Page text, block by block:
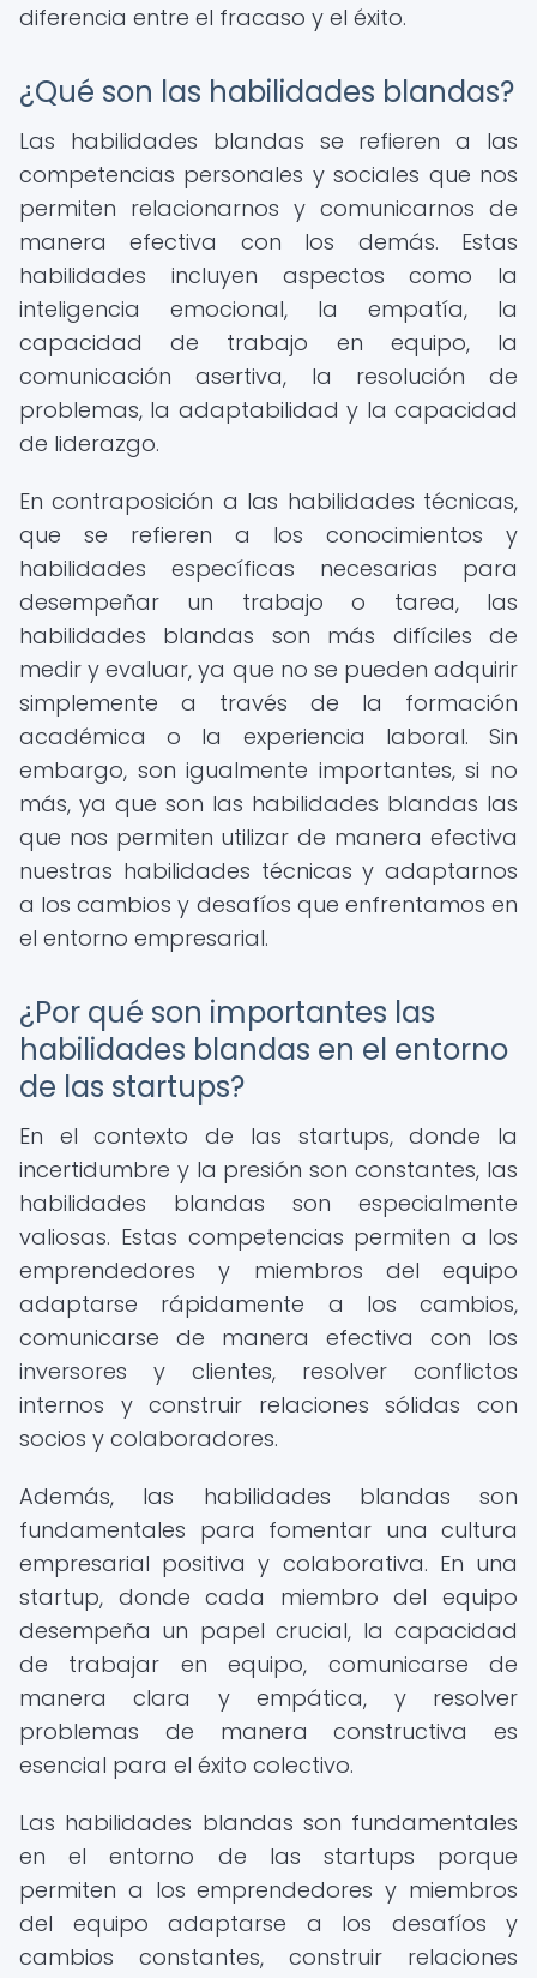
diferencia entre el fracaso y el éxito.
¿Qué son las habilidades blandas?
Las habilidades blandas se refieren a las
competencias personales y sociales que nos
permiten relacionarnos y comunicarnos de
manera efectiva con los demás. Estas
habilidades incluyen aspectos como la
inteligencia emocional, la empatía, la
capacidad de trabajo en equipo, la
comunicación asertiva, la resolución de
problemas, la adaptabilidad y la capacidad
de liderazgo.
En contraposición a las habilidades técnicas,
que se refieren a los conocimientos y
habilidades específicas necesarias para
desempeñar un trabajo o tarea, las
habilidades blandas son más difíciles de
medir y evaluar, ya que no se pueden adquirir
simplemente a través de la formación
académica o la experiencia laboral. Sin
embargo, son igualmente importantes, si no
más, ya que son las habilidades blandas las
que nos permiten utilizar de manera efectiva
nuestras habilidades técnicas y adaptarnos
a los cambios y desafíos que enfrentamos en
el entorno empresarial.
¿Por qué son importantes las
habilidades blandas en el entorno
de las startups?
En el contexto de las startups, donde la
incertidumbre y la presión son constantes, las
habilidades blandas son especialmente
valiosas. Estas competencias permiten a los
emprendedores y miembros del equipo
adaptarse rápidamente a los cambios,
comunicarse de manera efectiva con los
inversores y clientes, resolver conflictos
internos y construir relaciones sólidas con
socios y colaboradores.
Además, las habilidades blandas son
fundamentales para fomentar una cultura
empresarial positiva y colaborativa. En una
startup, donde cada miembro del equipo
desempeña un papel crucial, la capacidad
de trabajar en equipo, comunicarse de
manera clara y empática, y resolver
problemas de manera constructiva es
esencial para el éxito colectivo.
Las habilidades blandas son fundamentales
en el entorno de las startups porque
permiten a los emprendedores y miembros
del equipo adaptarse a los desafíos y
cambios constantes, construir relaciones